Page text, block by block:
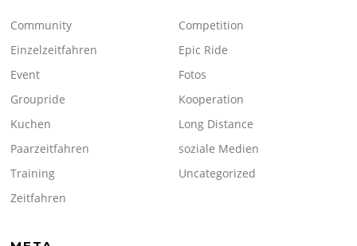
Community
Competition
Einzelzeitfahren
Epic Ride
Event
Fotos
Groupride
Kooperation
Kuchen
Long Distance
Paarzeitfahren
soziale Medien
Training
Uncategorized
Zeitfahren